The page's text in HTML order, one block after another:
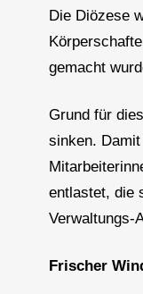
Die Diözese
gemacht
Grund für
sinken.
entlastet, die
Verwaltungs-
Frischer